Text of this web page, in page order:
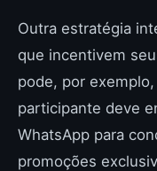
Outra estratégia
que incentivem
pode, por
participante deve
WhatsApp para
promoções